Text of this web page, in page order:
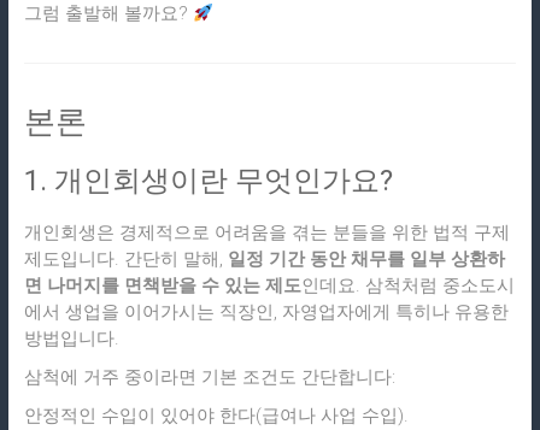
그럼 출발해 볼까요?
본론
1. 개인회생이란 무엇인가요?
개인회생은 경제적으로 어려움을 겪는 분들을 위한 법적 구제
제도입니다. 간단히 말해, 일정 기간 동안 채무를 일부 상환하
면 나머지를 면책받을 수 있는 제도인데요. 삼척처럼 중소도시
에서 생업을 이어가시는 직장인, 자영업자에게 특히나 유용한
방법입니다.
삼척에 거주 중이라면 기본 조건도 간단합니다:
안정적인 수입이 있어야 한다(급여나 사업 수입).